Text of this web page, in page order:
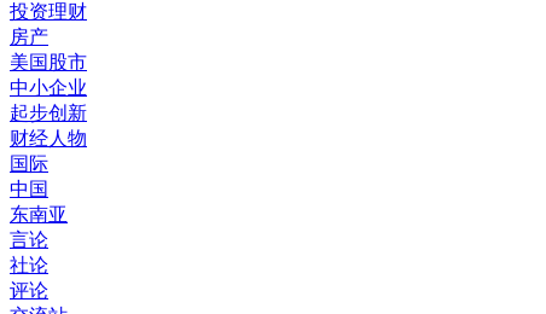
投资理财
房产
美国股市
中小企业
起步创新
财经人物
国际
中国
东南亚
言论
社论
评论